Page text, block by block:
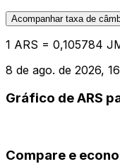
Acompanhar taxa de
1 ARS = 0,105784
8 de ago. de 2026,
Gráfico de ARS
Compare e